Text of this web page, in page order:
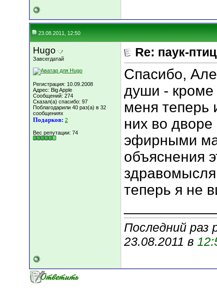
23.08.2011, 12:50
Hugo
Завсегдатай
Регистрация: 10.09.2008
Адрес: Big Apple
Сообщений: 274
Сказал(а) спасибо: 97
Поблагодарили 40 раз(а) в 32
сообщениях
Подарков: 2
Вес репутации: 74
Re: паук-
Спасибо,
души - кроме
меня теперь
них во
эфирными
объяснения
теперь я не
Последний раз
23.08.2011 в